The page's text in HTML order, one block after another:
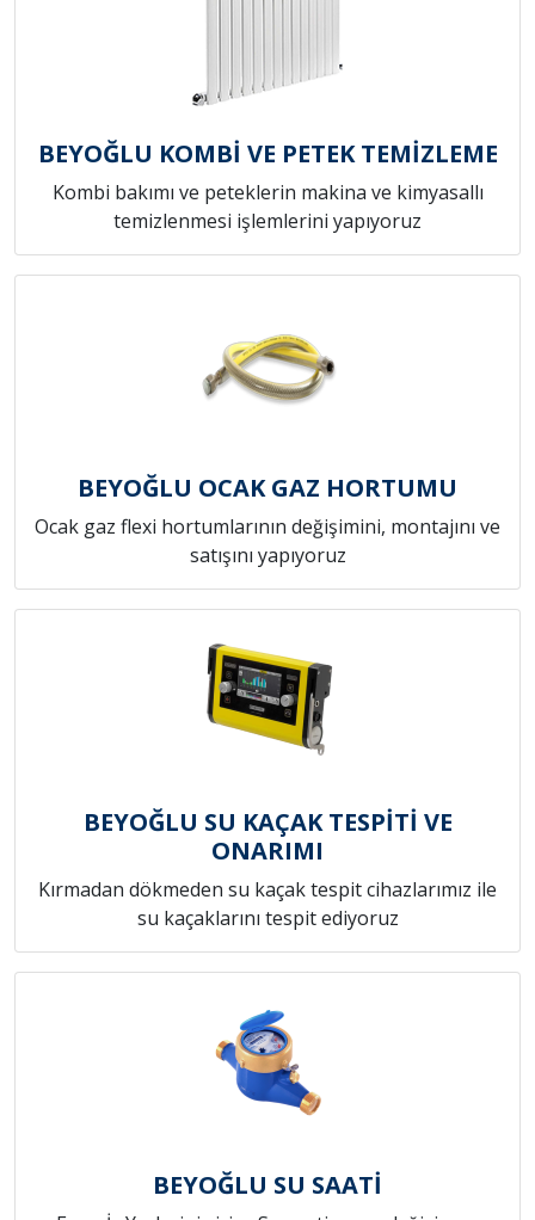
BEYOĞLU KOMBİ VE PETEK TEMİZLEME
Kombi bakımı ve peteklerin makina ve kimyasallı
temizlenmesi işlemlerini yapıyoruz
BEYOĞLU OCAK GAZ HORTUMU
Ocak gaz flexi hortumlarının değişimini, montajını ve
satışını yapıyoruz
BEYOĞLU SU KAÇAK TESPİTİ VE
ONARIMI
Kırmadan dökmeden su kaçak tespit cihazlarımız ile
su kaçaklarını tespit ediyoruz
BEYOĞLU SU SAATİ